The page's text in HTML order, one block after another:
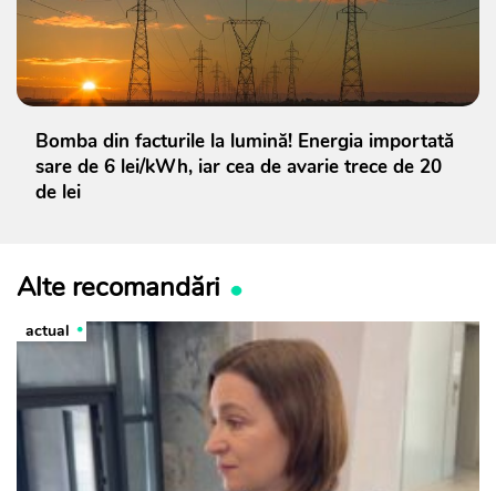
Bomba din facturile la lumină! Energia importată
sare de 6 lei/kWh, iar cea de avarie trece de 20
de lei
Alte recomandări
actual